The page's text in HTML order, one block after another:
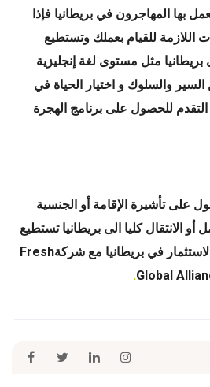
بها المهاجرون في بريطانيا فإذا
اللازمة للقيام بعملك وتستطيع
بريطانيا مثل مستوى لغة إنجليزية
والسلوك و اختيار الحياة في
التقدم للحصول على برنامج الهجرة
على تأشيرة الإقامة أو الجنسية
أو الانتقال كليا الى بريطانيا تستطيع
الحصول عليها من خلال الاستثمار في بريطانيا مع شركةFresh
Global
.